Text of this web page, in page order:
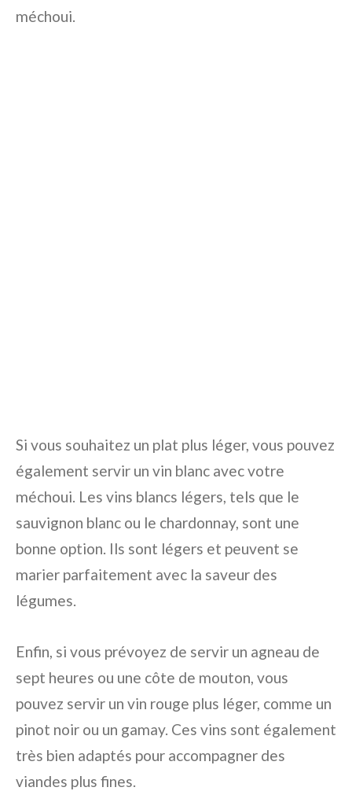
méchoui.
Si vous souhaitez un plat plus léger, vous pouvez
également servir un vin blanc avec votre
méchoui. Les vins blancs légers, tels que le
sauvignon blanc ou le chardonnay, sont une
bonne option. Ils sont légers et peuvent se
marier parfaitement avec la saveur des
légumes.
Enfin, si vous prévoyez de servir un agneau de
sept heures ou une côte de mouton, vous
pouvez servir un vin rouge plus léger, comme un
pinot noir ou un gamay. Ces vins sont également
très bien adaptés pour accompagner des
viandes plus fines.